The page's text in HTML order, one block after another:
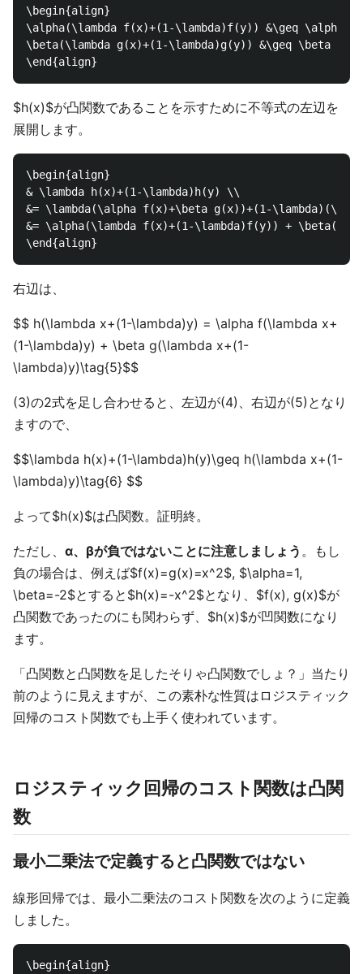
\begin{align}
\alpha(\lambda f(x)+(1-\lambda)f(y)) &\geq \alpha
\beta(\lambda g(x)+(1-\lambda)g(y)) &\geq \beta
$h(x)$が凸関数であることを示すために不等式の左辺を
展開します。
\begin{align}
& \lambda h(x)+(1-\lambda)h(y) \\
&= \lambda(\alpha f(x)+\beta g(x))+(1-
&= \alpha(\lambda f(x)+(1-\lambda)f(y)) +
右辺は、
$$ h(\lambda x+(1-\lambda)y) = \alpha f(\lambda x+
(1-\lambda)y) + \beta g(\lambda x+(1-
\lambda)y)\tag{5}$$
(3)の2式を足し合わせると、左辺が(4)、右辺が(5)となり
ますので、
$$\lambda h(x)+(1-\lambda)h(y)\geq h(\lambda x+(1-
\lambda)y)\tag{6} $$
よって$h(x)$は凸関数。証明終。
ただし、 α、βが負ではないことに注意しましょう 。もし
負の場合は、例えば$f(x)=g(x)=x^2$, $\alpha=1,
\beta=-2$とすると$h(x)=-x^2$となり、$f(x), g(x)$が
凸関数であったのにも関わらず、$h(x)$が凹関数になり
ます。
「凸関数と凸関数を足したそりゃ凸関数でしょ？」当たり
前のように見えますが、この素朴な性質はロジスティック
回帰のコスト関数でも上手く使われています。
ロジスティック回帰のコスト関数は凸関
数
最小二乗法で定義すると凸関数ではない
線形回帰では、最小二乗法のコスト関数を次のように定義
しました。
\begin{align}